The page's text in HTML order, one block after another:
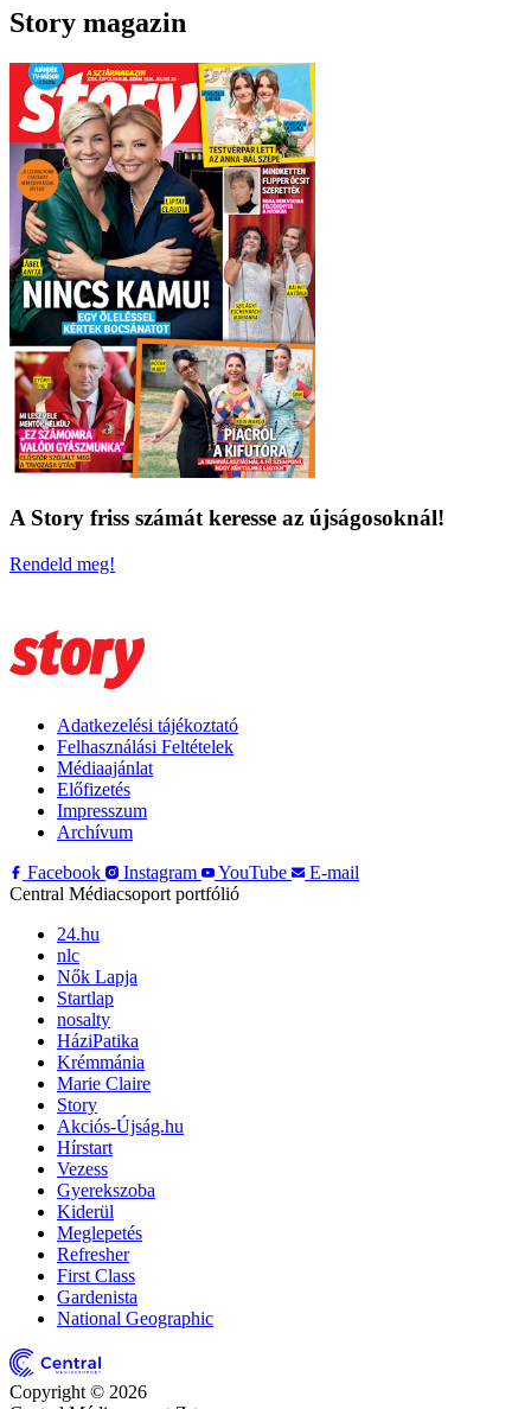
Story magazin
A Story friss számát keresse az újságosoknál!
Rendeld meg!
Adatkezelési tájékoztató
Felhasználási Feltételek
Médiaajánlat
Előfizetés
Impresszum
Archívum
Facebook
Instagram YouTube
E-mail
Central Médiacsoport portfólió
24.hu
nlc
Nők Lapja
Startlap
nosalty
HáziPatika
Krémmánia
Marie Claire
Story
Akciós-Újság.hu
Hírstart
Vezess
Gyerekszoba
Kiderül
Meglepetés
Refresher
First Class
Gardenista
National Geographic
Copyright © 2026